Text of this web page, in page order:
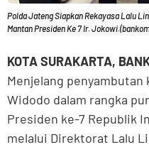
Polda Jateng Siapkan Rekayasa Lalu
Mantan Presiden Ke 7 Ir.
KOTA SURAKARTA,
Menjelang penyambutan
Widodo dalam rangka
Presiden ke-7 Republik
melalui Direktorat Lalu